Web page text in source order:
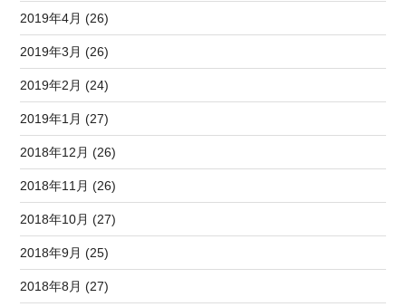
2019年4月 (26)
2019年3月 (26)
2019年2月 (24)
2019年1月 (27)
2018年12月 (26)
2018年11月 (26)
2018年10月 (27)
2018年9月 (25)
2018年8月 (27)